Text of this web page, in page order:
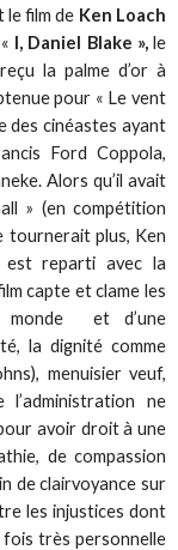
le film de Ken Loach
I, Daniel Blake »,le
la palme d’or à
pour « Le vent
des cinéastes ayant
Ford Coppola,
Alors qu’il avait
» (en compétition
tournerait plus, Ken
reparti avec la
capte et clame les
monde et d’une
la dignité comme
menuisier veuf,
l’administration ne
avoir droit à une
de compassion
de clairvoyance sur
les injustices dont
très personnelle